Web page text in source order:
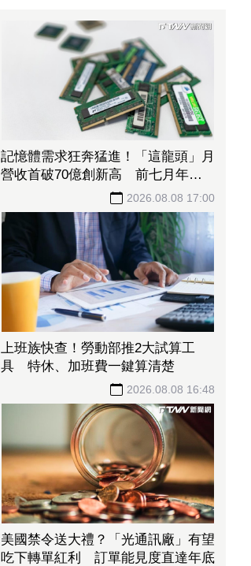
記憶體需求狂奔猛進！「這龍頭」月
營收首破70億創新高 前七月年增
2026.08.08 17:00
上班族快查！勞動部推2大試算工
具 特休、加班費一鍵算清楚
2026.08.08 16:48
美國禁令送大禮？「光通訊廠」有望
吃下轉單紅利 訂單能見度直達年底